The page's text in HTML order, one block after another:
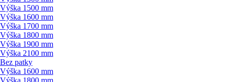
Výška 1500 mm
Výška 1600 mm
Výška 1700 mm
Výška 1800 mm
Výška 1900 mm
Výška 2100 mm
Bez patky
Výška 1600 mm
Výška 1800 mm